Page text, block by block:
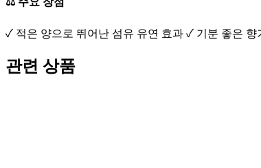
✓ 적은 양으로 뛰어난 섬유 유연 효과 ✓ 기분 좋은
관련 상품